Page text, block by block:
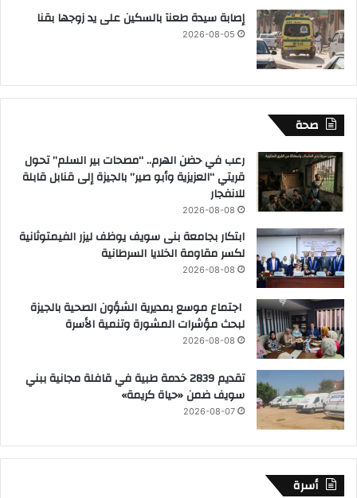
إصابة سيدة طعنآ بالسكين على يد زوجها بقنا
2026-08-05
صحة
رعب في حضن الهرم.. “مصحات بير السلم” تحول
قريتي “العزيزية وأبو صير” بالجيزة إلى قنابل قابلة
للانفجار
2026-08-08
ابتكار بجامعة بنى سويف يوظف ليزر الفيمتوثانية
لكسر مقاومة الخلايا السرطانية
2026-08-08
اجتماع موسع بمديرية الشؤون الصحية بالجيزة
لبحث مؤشرات المشورة وتنمية الأسرة
2026-08-08
تقديم 2839 خدمة طبية في قافلة مجانية ببني
سويف ضمن «حياة كريمة»
2026-08-07
أسرة